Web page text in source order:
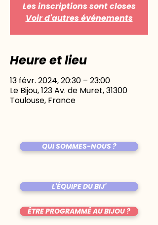
Les inscriptions sont closes
Voir d'autres événements
Heure et lieu
13 févr. 2024, 20:30 – 23:00
Le Bijou, 123 Av. de Muret, 31300
Toulouse, France
QUI SOMMES-NOUS ?
L'ÉQUIPE DU BIJ'
ÊTRE PROGRAMMÉ AU BIJOU ?